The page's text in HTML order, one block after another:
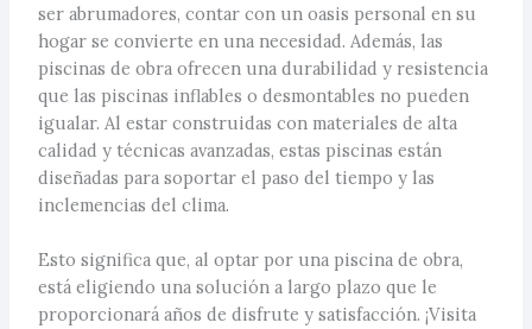
ser abrumadores, contar con un oasis personal en su
hogar se convierte en una necesidad. Además, las
piscinas de obra ofrecen una durabilidad y resistencia
que las piscinas inflables o desmontables no pueden
igualar. Al estar construidas con materiales de alta
calidad y técnicas avanzadas, estas piscinas están
diseñadas para soportar el paso del tiempo y las
inclemencias del clima.
Esto significa que, al optar por una piscina de obra,
está eligiendo una solución a largo plazo que le
proporcionará años de disfrute y satisfacción. ¡Visita